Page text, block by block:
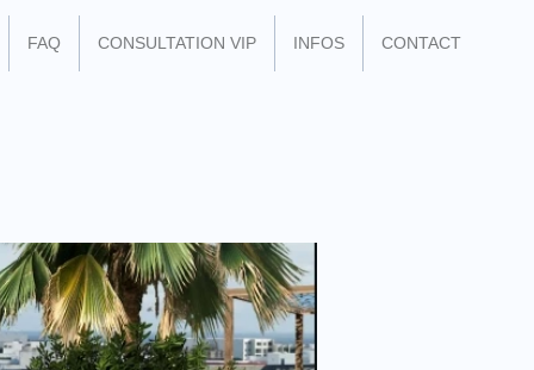
FAQ CONSULTATION VIP INFOS CONTACT